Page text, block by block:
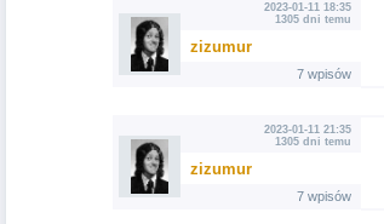
2023-01-11 18:35
1305 dni temu
zizumur
7 wpisów
2023-01-11 21:35
1305 dni temu
zizumur
7 wpisów